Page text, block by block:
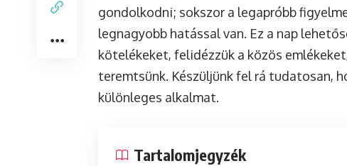
gondolkodni; sokszor a legapróbb
legnagyobb hatással van. Ez a nap
kötelékeket, felidézzük a közös
teremtsünk. Készüljünk fel rá tudatosan,
különleges alkalmat.
Tartalomjegyzék